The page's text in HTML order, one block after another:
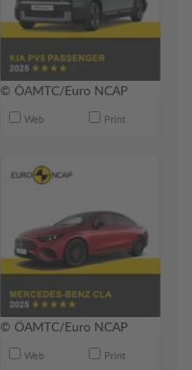
© ÖAMTC/Euro NCAP
Web Print
© ÖAMTC/Euro NCAP
Web Print